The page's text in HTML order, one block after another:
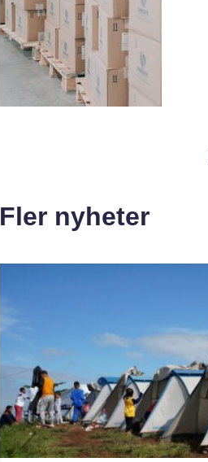
Fler nyheter